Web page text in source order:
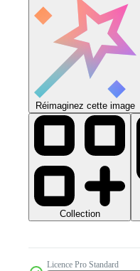
Réimaginez cette image
Collection
Licence Pro Standard